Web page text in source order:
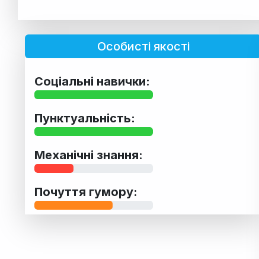
Особисті якості
Соціальні навички:
Пунктуальність:
Механічні знання:
Почуття гумору: